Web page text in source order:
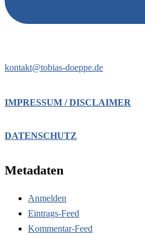
kontakt@tobias-doeppe.de
IMPRESSUM / DISCLAIMER
DATENSCHUTZ
Metadaten
Anmelden
Eintrags-Feed
Kommentar-Feed